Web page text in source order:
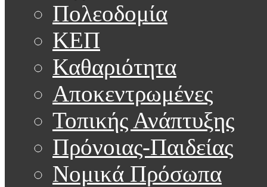
Πολεοδομία
ΚΕΠ
Καθαριότητα
Αποκεντρωμένες
Τοπικής Ανάπτυξης
Πρόνοιας-Παιδείας
Νομικά Πρόσωπα